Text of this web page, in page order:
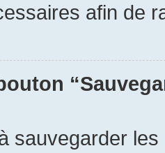
afin de
sauvegarder